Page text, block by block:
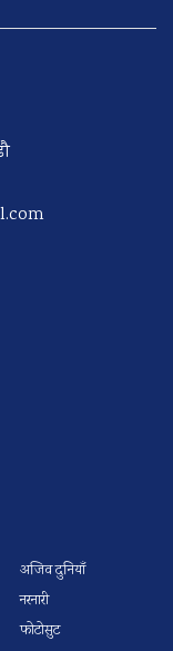
अजिव दुनियाँ
नरनारी
फोटोसुट